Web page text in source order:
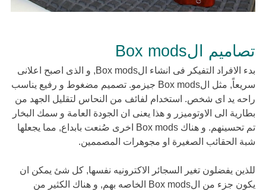
تصاميم الBox mods
بدء الافراد التفيكر فى انشاء الBox mods, و الذى اصبح اعلانى
سريعاً, مثل الBox mods جيزمو. تصميم مضغوط و رفيع يناسب
راحه يد اى شخص. استخدام لفائف من النحاس لتقليل الجهد من
بطارية الى الاوتوميزر و هذا يعنى ان الجودة العامة و سمك البخار
تم تحسينهم. و هناك Box mods اخرى صُنعت بابداع, مما يجعلها
شبة الحقائب الصغيرة او مجوهرات المصممين.
للذين يفضلون تغير السجائر الاكترونيه نفسها, كل شئ يمكن ان
يكون جزء من الBox mods الخاصه بهم, و هناك الكثير من